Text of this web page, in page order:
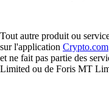
Tout autre produit ou
sur l'application Crypto.com
et ne fait pas partie des
Limited ou de Foris MT